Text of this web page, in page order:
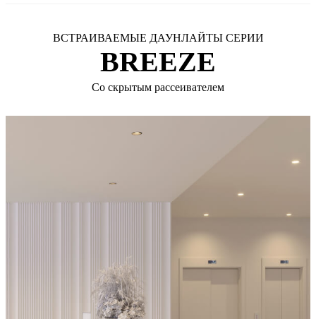
ВСТРАИВАЕМЫЕ ДАУНЛАЙТЫ СЕРИИ
BREEZE
Со скрытым рассеивателем